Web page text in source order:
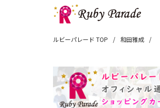
ルビーパレード TOP 和田雅成